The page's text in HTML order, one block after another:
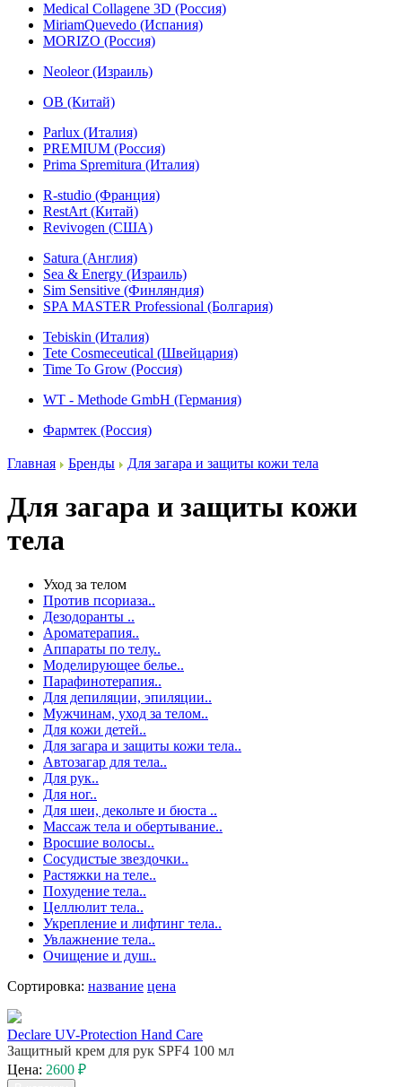
Medical Collagene 3D (Россия)
MiriamQuevedo (Испания)
MORIZO (Россия)
Neoleor (Израиль)
OB (Китай)
Parlux (Италия)
PREMIUM (Россия)
Prima Spremitura (Италия)
R-studio (Франция)
RestArt (Китай)
Revivogen (США)
Satura (Англия)
Sea & Energy (Израиль)
Sim Sensitive (Финляндия)
SPA MASTER Professional (Болгария)
Tebiskin (Италия)
Tete Cosmeceutical (Швейцария)
Time To Grow (Россия)
WT - Methode GmbH (Германия)
Фармтек (Россия)
Главная Бренды Для загара и защиты кожи тела
Для загара и защиты кожи
тела
Уход за телом
Против псориаза..
Дезодоранты ..
Ароматерапия..
Аппараты по телу..
Моделирующее белье..
Парафинотерапия..
Для депиляции, эпиляции..
Мужчинам, уход за телом..
Для кожи детей..
Для загара и защиты кожи тела..
Автозагар для тела..
Для рук..
Для ног..
Для шеи, декольте и бюста ..
Массаж тела и обертывание..
Вросшие волосы..
Сосудистые звездочки..
Растяжки на теле..
Похудение тела..
Целлюлит тела..
Укрепление и лифтинг тела..
Увлажнение тела..
Очищение и душ..
Сортировка: название цена
Declare UV-Protection Hand Care
Защитный крем для рук SPF4 100 мл
Цена: 2600 ₽